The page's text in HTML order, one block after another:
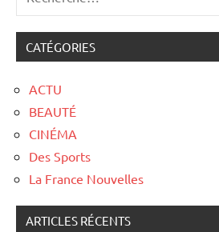
CATÉGORIES
ACTU
BEAUTÉ
CINÉMA
Des Sports
La France Nouvelles
ARTICLES RÉCENTS